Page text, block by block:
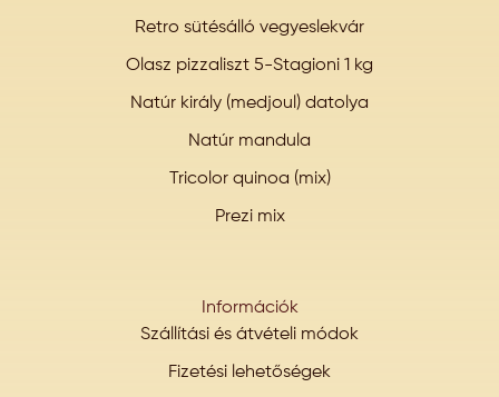
Retro sütésálló vegyeslekvár
Olasz pizzaliszt 5-Stagioni 1 kg
Natúr király (medjoul) datolya
Natúr mandula
Tricolor quinoa (mix)
Prezi mix
Információk
Szállítási és átvételi módok
Fizetési lehetőségek